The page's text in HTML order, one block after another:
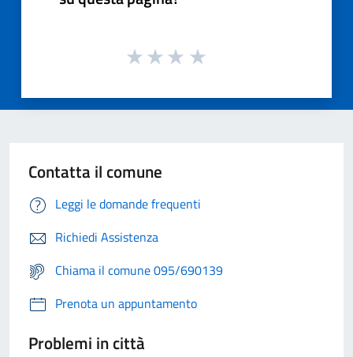
Contatta il comune
Leggi le domande frequenti
Richiedi Assistenza
Chiama il comune 095/690139
Prenota un appuntamento
Problemi in città